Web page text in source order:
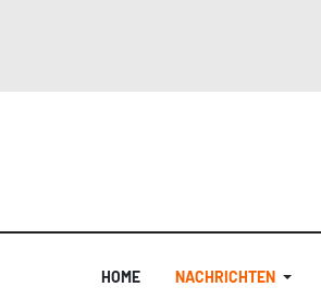
HOME NACHRICHTEN